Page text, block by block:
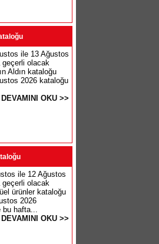
ile 13 Ağustos
geçerli olacak
Aldın kataloğu
2026 kataloğu
DEVAMINI OKU >>
ile 12 Ağustos
geçerli olacak
ürünler kataloğu
2026
bu hafta...
DEVAMINI OKU >>